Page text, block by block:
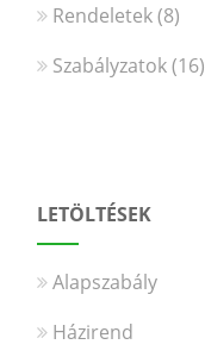
Rendeletek(8)
Szabályzatok(16)
LETÖLTÉSEK
Alapszabály
Házirend